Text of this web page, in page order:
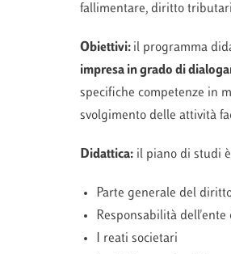
fallimentare, diritto
Obiettivi: il programma
impresa in grado di
specifiche competenze in
svolgimento delle attività
Didattica:il piano di studi
Parte generale del
Responsabilità dell'ente
I reati societari